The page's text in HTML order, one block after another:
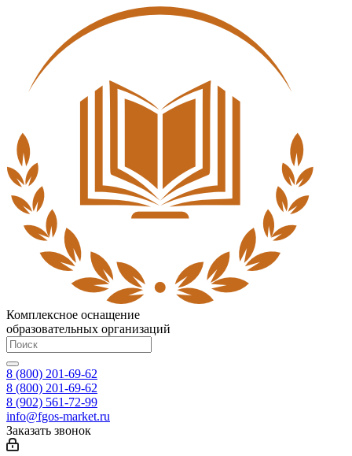
Комплексное оснащение
образовательных организаций
8 (800) 201-69-62
8 (800) 201-69-62
8 (902) 561-72-99
info@fgos-market.ru
Заказать звонок